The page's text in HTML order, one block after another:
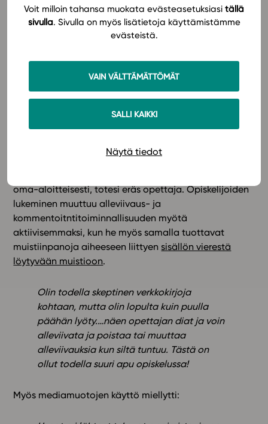
Voit milloin tahansa muokata evästeasetuksiasi tällä
sivulla. Sivulla on myös lisätietoja käyttämistämme
evästeistä.
VAIN VÄLTTÄMÄTTÖMÄT
SALLI KAIKKI
Näytä tiedot
oppikirjaan suurena etuna, joka erityisesti loi
mahdollisuuksia soveltamiseen. Opiskelijat hakevat
aiempaa enemmän tietoa ja ulkopuolisista lähteistä.
..hyvä minun mielestä koska netti on lähellä
asiasta. Uskon että pian kaikissa kouluissa
opiskellaan sähköisesti.
Oppikirja ei siis rajoitu siihen, miltä se ensinäkemältä
näyttää. Lukeminen ei myöskään näytä vähentyneen,
oma-aloitteisesti, totesi eräs opettaja. Opiskelijoiden
lukeminen muuttuu alleviivaus- ja
kommentoitntitoiminnallisuuden myötä
aktiivisemmaksi, kun he myös samalla tuottavat
muistiinpanoja aiheeseen liittyensisällön vierestä
löytyvään muistioon.
Olin todella skeptinen verkkokirjoja
kohtaan, mutta olin lopulta kuin puulla
päähän lyöty.…näen opettajan diat ja voin
alleviivata ja poistaa tai muuttaa
alleviivauksia kun siltä tuntuu. Tästä on
ollut todella suuri apu opiskelussa!
Myös mediamuotojen käyttö miellytti: